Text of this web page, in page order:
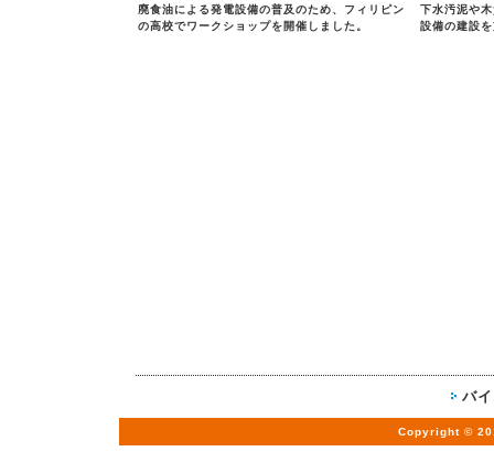
廃食油による発電設備の普及のため、フィリピン
の高校でワークショップを開催しました。
下水汚泥や
設備の建設
バ
Copyright ©